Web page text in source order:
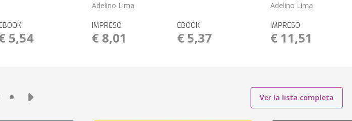
5,54
Adelino Lima
IMPRESO
€ 8,01
EBOOK
€ 5,37
Adelino Lima
IMPRESO
€ 11,51
Ver la lista completa